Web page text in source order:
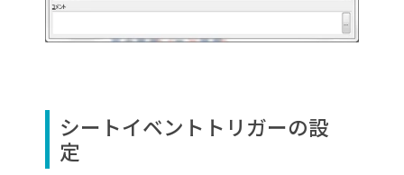
シートイベントトリガーの設
定